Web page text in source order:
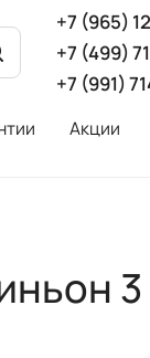
+7 (965)
+7 (499)
+7 (991)
Акции